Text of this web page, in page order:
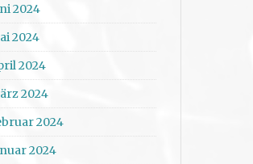
2024
2024
2024
2024
2024
2024